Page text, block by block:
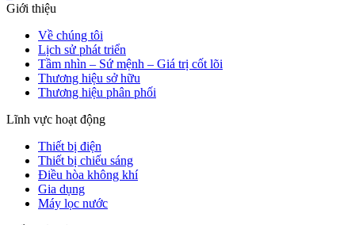
Giới thiệu
Về chúng tôi
Lịch sử phát triển
Tầm nhìn – Sứ mệnh – Giá trị cốt lõi
Thương hiệu sở hữu
Thương hiệu phân phối
Lĩnh vực hoạt động
Thiết bị điện
Thiết bị chiếu sáng
Điều hòa không khí
Gia dụng
Máy lọc nước